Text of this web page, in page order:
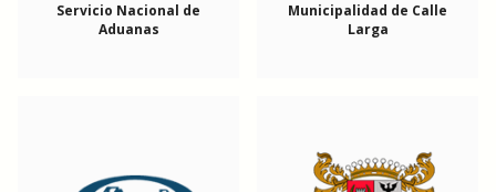
Servicio Nacional de
Aduanas
Municipalidad de Calle
Larga